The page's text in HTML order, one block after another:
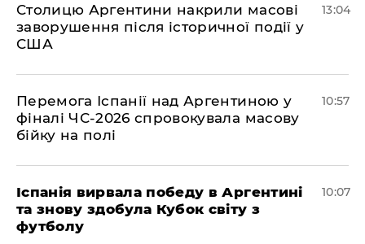
Столицю Аргентини накрили масові
заворушення після історичної події у
США
13:04
Перемога Іспанії над Аргентиною у
фіналі ЧС-2026 спровокувала масову
бійку на полі
10:57
Іспанія вирвала победу в Аргентині
та знову здобула Кубок світу з
футболу
10:07